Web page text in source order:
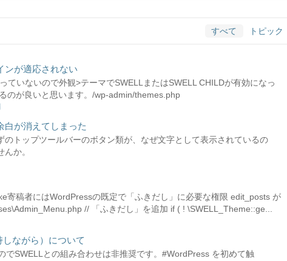
すべて トピック
ンが適応されない
ていないので外観>テーマでSWELLまたはSWELL CHILDが有効になっ
のが良いと思います。/wp-admin/themes.php
白が消えてしまった
のトップツールバーのボタン類が、なぜ文字として表示されているの
か。
寄稿者にはWordPressの既定で「ふきだし」に必要な権限 edit_posts が
// 「ふきだし」を追加 if ( ! \SWELL_Theme::ge...
ながら）について
でSWELLとの組み合わせは非推奨です。#WordPress を初めて触